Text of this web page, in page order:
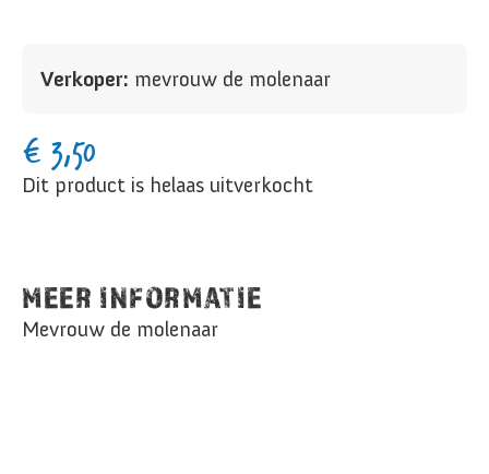
Verkoper: mevrouw de molenaar
€ 3,50
Dit product is helaas uitverkocht
MEER INFORMATIE
Mevrouw de molenaar